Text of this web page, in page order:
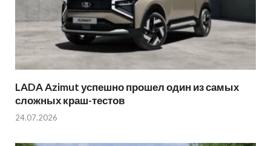
LADA Azimut успешно прошел один из самых
сложных краш-тестов
24.07.2026